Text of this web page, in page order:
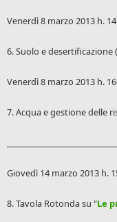
Venerdì 8 marzo 2013 h.
6. Suolo e desertificazione
Venerdì 8 marzo 2013 h.
7. Acqua e gestione delle
Giovedì 14 marzo 2013 h.
8. Tavola Rotonda su “Le